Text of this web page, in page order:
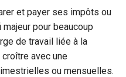
et payer ses impôts ou
pour beaucoup
de travail liée à la
avec une
ou mensuelles.